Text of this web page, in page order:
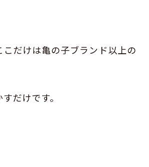
だけは亀の子ブランド以上の
だけです。